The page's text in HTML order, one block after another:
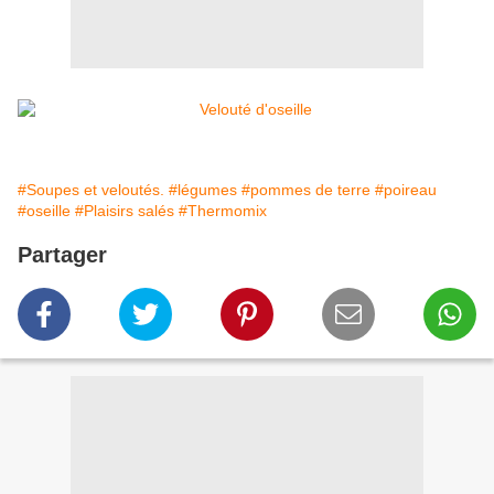
#Soupes et veloutés. #légumes #pommes de terre #poireau
#oseille #Plaisirs salés #Thermomix
Partager